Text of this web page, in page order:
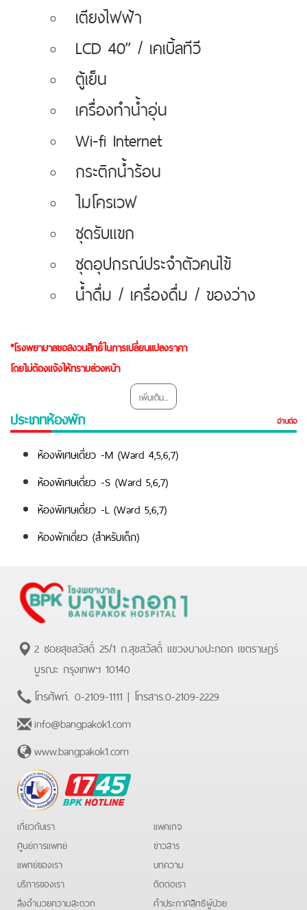
เตียงไฟฟ้า
LCD 40’’ / เคเบิ้ลทีวี
ตู้เย็น
เครื่องทำน้ำอุ่น
Wi-fi Internet
กระติกน้ำร้อน
ไมโครเวฟ
ชุดรับแขก
ชุดอุปกรณ์ประจำตัวคนไข้
น้ำดื่ม / เครื่องดื่ม / ของว่าง
*โรงพยาบาลขอสงวนสิทธิ์ในการเปลี่ยนแปลงราคา
โดยไม่ต้องแจ้งให้ทราบล่วงหน้า
เพิ่มเติม...
ประเภทห้องพัก อ่านต่อ
ห้องพิเศษเดี่ยว -M (Ward 4,5,6,7)
ห้องพิเศษเดี่ยว -S (Ward 5,6,7)
ห้องพิเศษเดี่ยว -L (Ward 5,6,7)
ห้องพักเดี่ยว (สำหรับเด็ก)
2 ซอยสุขสวัสดิ์ 25/1 ถ.สุขสวัสดิ์ แขวงบางปะกอก เขตราษฏร์
บูรณะ กรุงเทพฯ 10140
โทรศัพท์. 0-2109-1111 | โทรสาร.0-2109-2229
info@bangpakok1.com
www.bangpakok1.com
BPK
Hotline
เกี่ยวกับเรา
ศูนย์การแพทย์
แพทย์ของเรา
บริการของเรา
สิ่งอำนวยความสะดวก
แพคเกจ
ข่าวสาร
บทความ
ติดต่อเรา
คําประกาศสิทธิผู้ป่วย